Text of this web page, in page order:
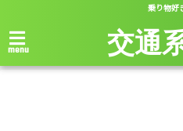
乗り物好
menu 交通